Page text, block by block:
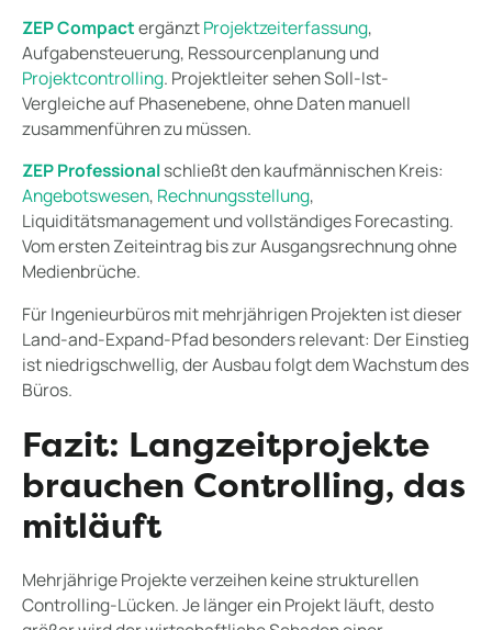
ZEP CompactergänztProjektzeiterfassung,
Aufgabensteuerung, Ressourcenplanung und
Projektcontrolling. Projektleiter sehen Soll-Ist-
Vergleiche auf Phasenebene, ohne Daten manuell
zusammenführen zu müssen.
ZEP Professionalschließt den kaufmännischen Kreis:
Angebotswesen, Rechnungsstellung,
Liquiditätsmanagement und vollständiges Forecasting.
Vom ersten Zeiteintrag bis zur Ausgangsrechnung ohne
Medienbrüche.
Für Ingenieurbüros mit mehrjährigen Projekten ist dieser
Land-and-Expand-Pfad besonders relevant: Der Einstieg
ist niedrigschwellig, der Ausbau folgt dem Wachstum des
Büros.
Fazit: Langzeitprojekte
brauchen Controlling, das
mitläuft
Mehrjährige Projekte verzeihen keine strukturellen
Controlling-Lücken. Je länger ein Projekt läuft, desto